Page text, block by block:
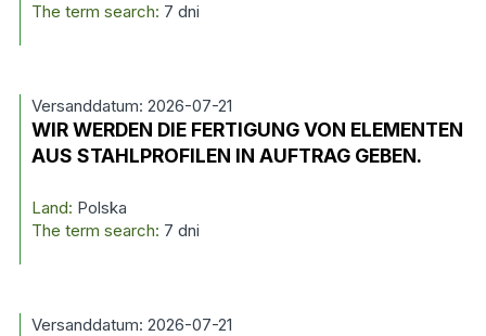
The term search: 7 dni
Versanddatum: 2026-07-21
WIR WERDEN DIE FERTIGUNG VON ELEMENTEN
AUS STAHLPROFILEN IN AUFTRAG GEBEN.
Land: Polska
The term search: 7 dni
Versanddatum: 2026-07-21